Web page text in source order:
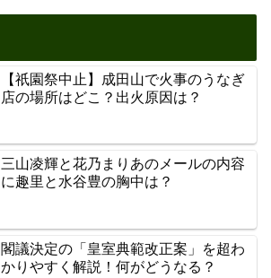
【祇園祭中止】成田山で火事のうなぎ
店の場所はどこ？出火原因は？
三山凌輝と花乃まりあのメールの内容
に趣里と水谷豊の胸中は？
閣議決定の「皇室典範改正案」を超わ
かりやすく解説！何がどうなる？